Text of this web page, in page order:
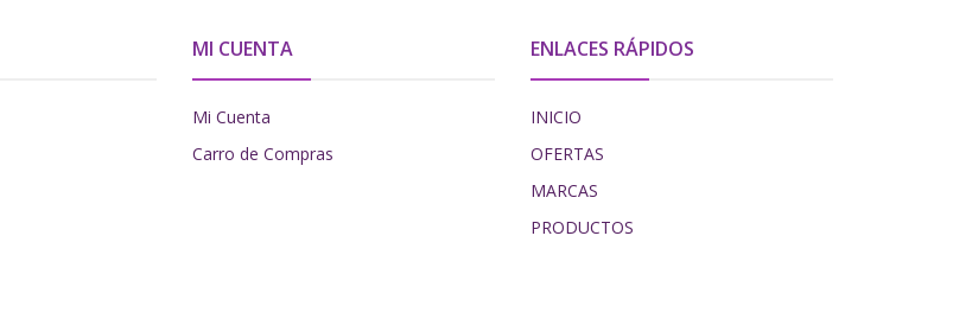
MI CUENTA
Mi Cuenta
Carro de Compras
ENLACES RÁPIDOS
INICIO
OFERTAS
MARCAS
PRODUCTOS